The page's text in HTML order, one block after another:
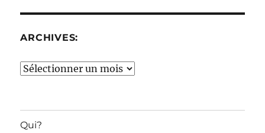
ARCHIVES:
Archives:
Qui?